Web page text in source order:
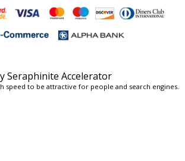
Seraphinite Accelerator
speed to be attractive for people and search engines.